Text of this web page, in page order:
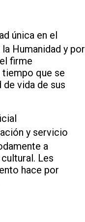
única en el
Humanidad y por
firme
que se
vida de sus
y servicio
a
Les
hace por